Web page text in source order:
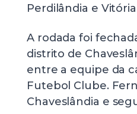
Perdilândia e
A rodada foi
distrito de
entre a equipe da
Futebol Clube.
Chaveslândia e